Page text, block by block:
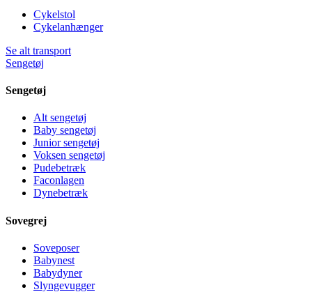
Cykelstol
Cykelanhænger
Se alt transport
Sengetøj
Sengetøj
Alt sengetøj
Baby sengetøj
Junior sengetøj
Voksen sengetøj
Pudebetræk
Faconlagen
Dynebetræk
Sovegrej
Soveposer
Babynest
Babydyner
Slyngevugger